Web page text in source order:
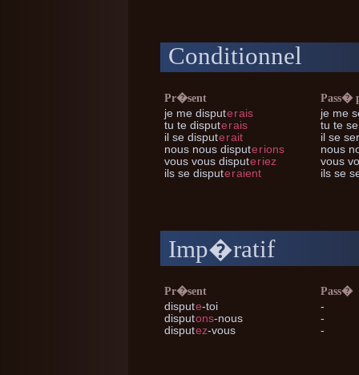
Conditionnel
Pr�sent
je me disputerais
tu te disputerais
il se disputerait
nous nous disputerions
vous vous disputeriez
ils se disputeraient
Pass�
je me
tu te
il se
nous
vous
ils se
Imp�ratif
Pr�sent
dispute-toi
disputons-nous
disputez-vous
Pass�
-
-
-